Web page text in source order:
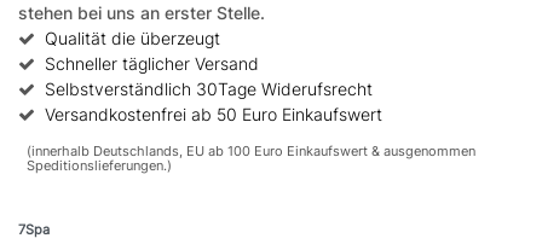
stehen bei uns an erster Stelle.
Qualität die überzeugt
Schneller täglicher Versand
Selbstverständlich 30Tage Widerufsrecht
Versandkostenfrei ab 50 Euro Einkaufswert
(innerhalb Deutschlands, EU ab 100 Euro Einkaufswert & ausgenommen
Speditionslieferungen.)
7Spa